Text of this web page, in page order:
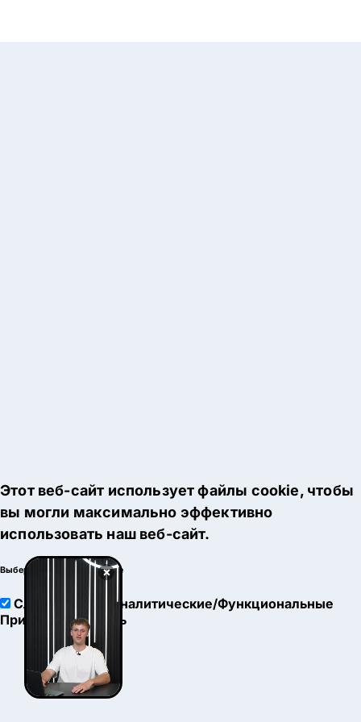
×
Этот веб-сайт использует файлы cookie, чтобы
вы могли максимально эффективно
использовать наш веб-сайт.
Выберите настройки cookie
Служебные
Аналитические/Функциональные
Принять
Настроить